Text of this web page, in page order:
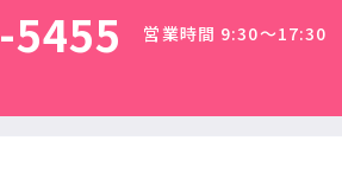
営業時間 9:30〜17:30